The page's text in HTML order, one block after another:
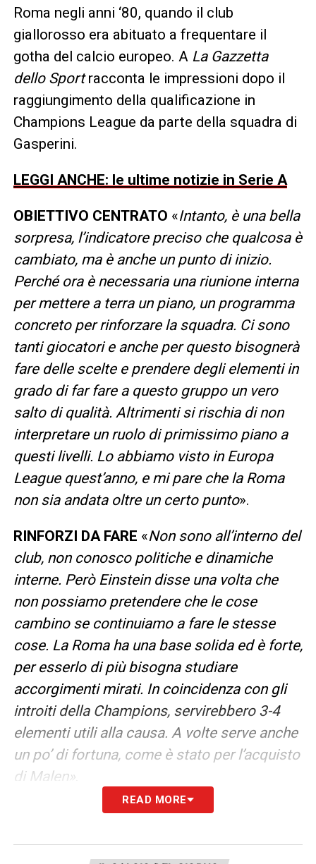
Roma negli anni ‘80, quando il club
giallorosso era abituato a frequentare il
gotha del calcio europeo. A La Gazzetta
dello Sportracconta le impressioni dopo il
raggiungimento della qualificazione in
Champions League da parte della squadra di
Gasperini.
LEGGI ANCHE: le ultime notizie in Serie A
OBIETTIVO CENTRATO «Intanto, è una bella
sorpresa, l’indicatore preciso che qualcosa è
cambiato, ma è anche un punto di inizio.
Perché ora è necessaria una riunione interna
per mettere a terra un piano, un programma
concreto per rinforzare la squadra. Ci sono
tanti giocatori e anche per questo bisognerà
fare delle scelte e prendere degli elementi in
grado di far fare a questo gruppo un vero
salto di qualità. Altrimenti si rischia di non
interpretare un ruolo di primissimo piano a
questi livelli. Lo abbiamo visto in Europa
League quest’anno, e mi pare che la Roma
non sia andata oltre un certo punto».
RINFORZI DA FARE «Non sono all’interno del
club, non conosco politiche e dinamiche
interne. Però Einstein disse una volta che
non possiamo pretendere che le cose
cambino se continuiamo a fare le stesse
cose. La Roma ha una base solida ed è forte,
per esserlo di più bisogna studiare
accorgimenti mirati. In coincidenza con gli
introiti della Champions, servirebbero 3-4
elementi utili alla causa. A volte serve anche
un po’ di fortuna, come è stato per l’acquisto
di Malen».
Tecnicamente è il migliore della
giocare tutte le partite. Quando sta bene
READ MORE